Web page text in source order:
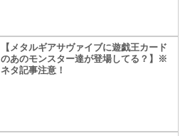
【メタルギアサヴァイブに遊戯王カード
のあのモンスター達が登場してる？】※
ネタ記事注意！